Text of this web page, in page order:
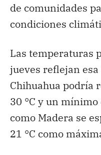
de comunidades
condiciones
Las temperaturas
jueves reflejan
Chihuahua podría
30 °C y un mínimo
como Madera se
21 °C como